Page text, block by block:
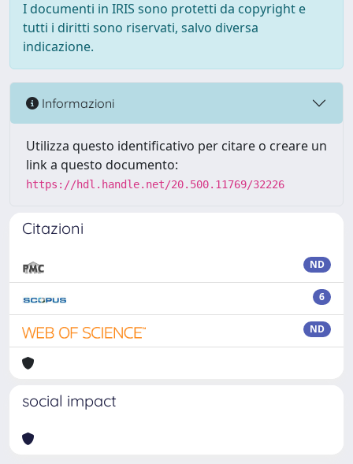
I documenti in IRIS sono protetti da copyright e
tutti i diritti sono riservati, salvo diversa
indicazione.
Informazioni
Utilizza questo identificativo per citare o creare un
link a questo documento:
https://hdl.handle.net/20.500.11769/32226
Citazioni
ND
6
ND
social impact